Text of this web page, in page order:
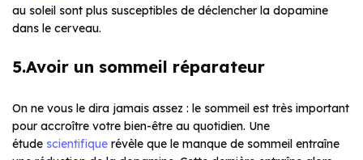
au soleil sont plus susceptibles de déclencher la dopamine
dans le cerveau.
5.Avoir un sommeil réparateur
On ne vous le dira jamais assez : le sommeil est très important
pour accroître votre bien-être au quotidien. Une
étude scientifique révèle que le manque de sommeil entraîne